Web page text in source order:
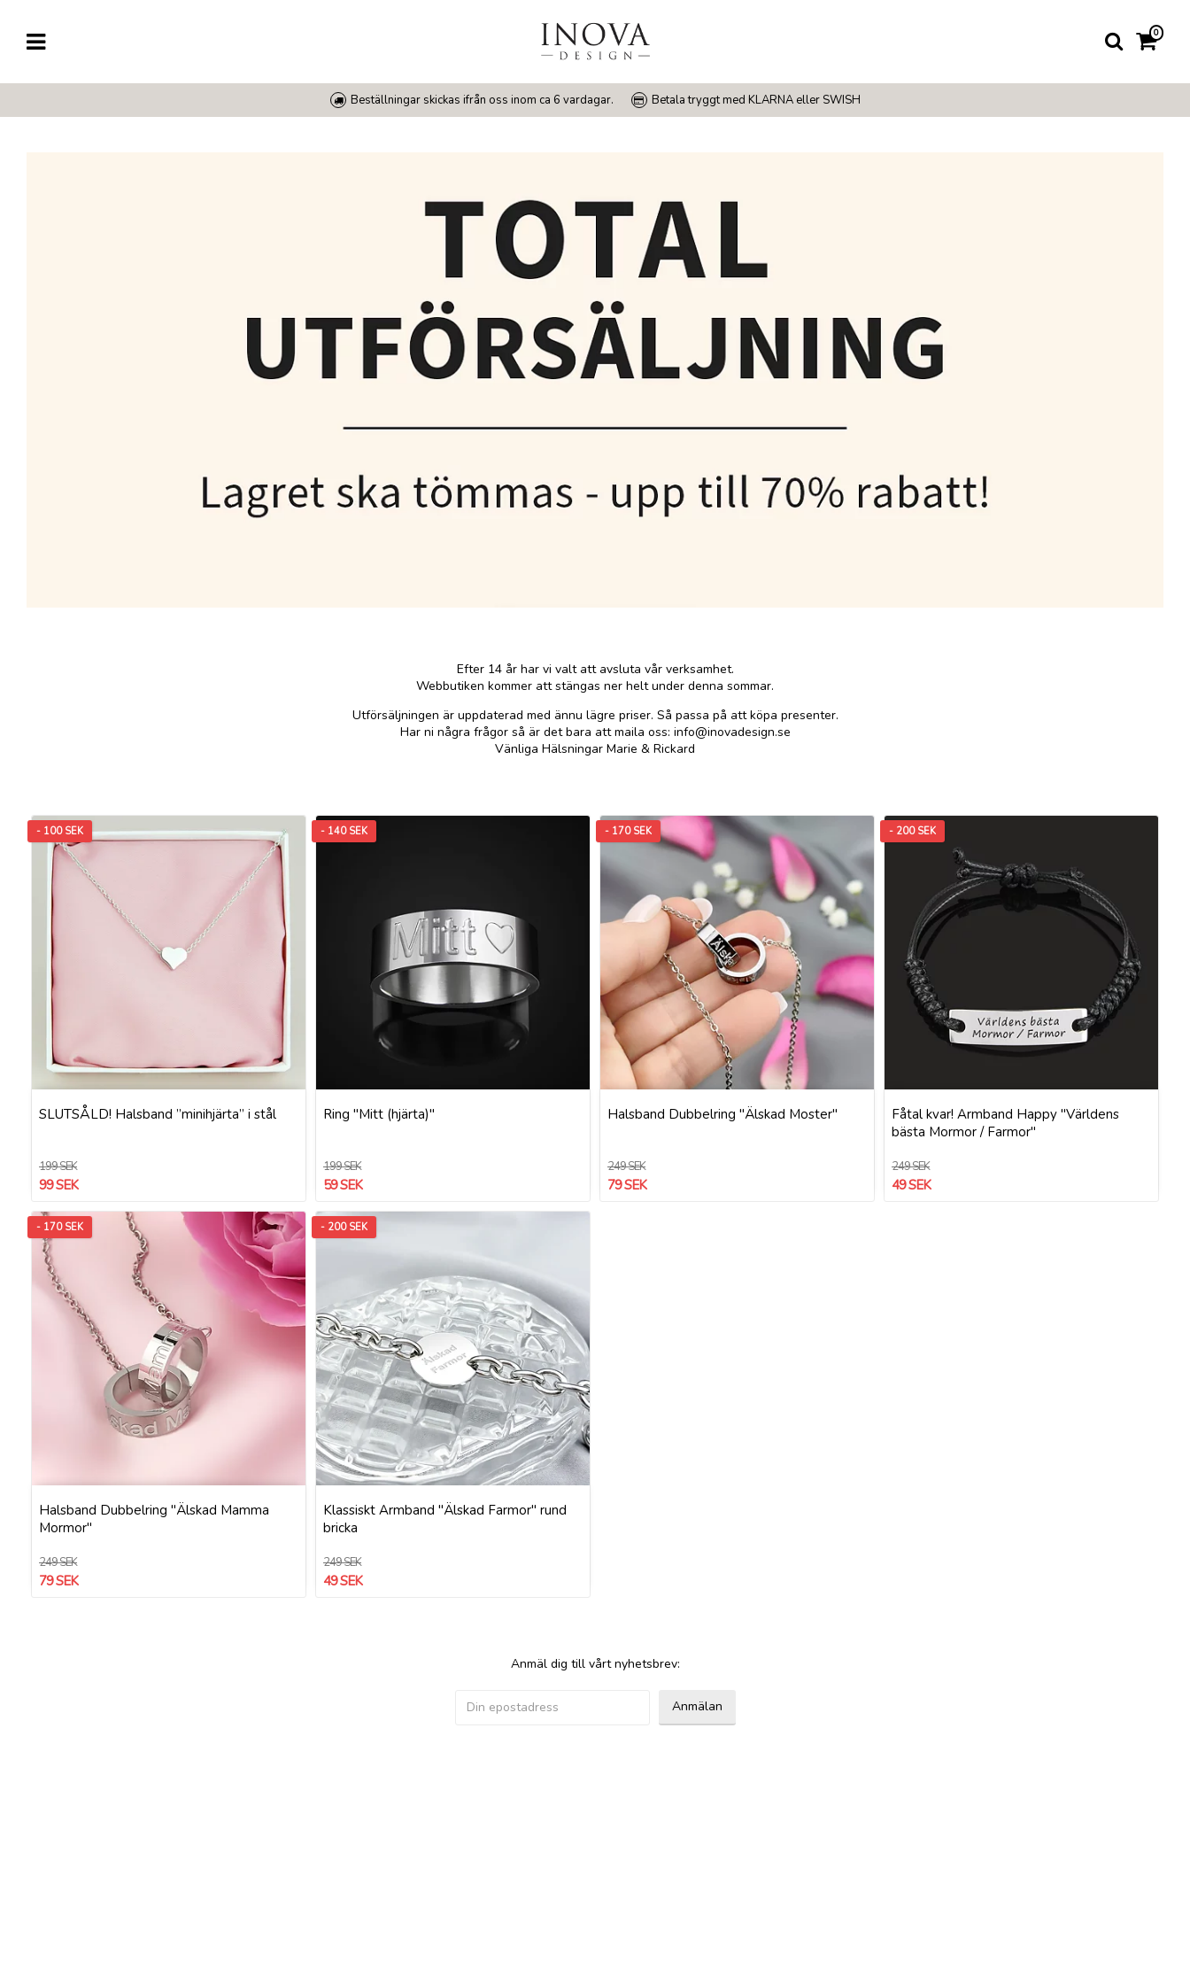
0
Beställningar skickas ifrån oss inom ca 6 vardagar. Betala tryggt med KLARNA eller SWISH
Efter 14 år har vi valt att avsluta vår verksamhet.
Webbutiken kommer att stängas ner helt under denna sommar.
Utförsäljningen är uppdaterad med ännu lägre priser. Så passa på att köpa presenter.
Har ni några frågor så är det bara att maila oss: info@inovadesign.se
Vänliga Hälsningar Marie & Rickard
- 100 SEK
SLUTSÅLD! Halsband ”minihjärta” i stål
199 SEK
99 SEK
- 140 SEK
Ring "Mitt (hjärta)"
199 SEK
59 SEK
- 170 SEK
Halsband Dubbelring "Älskad Moster"
249 SEK
79 SEK
- 200 SEK
Fåtal kvar! Armband Happy "Världens
bästa Mormor / Farmor"
249 SEK
49 SEK
- 170 SEK
Halsband Dubbelring "Älskad Mamma
Mormor"
249 SEK
79 SEK
- 200 SEK
Klassiskt Armband "Älskad Farmor" rund
bricka
249 SEK
49 SEK
Anmäl dig till vårt nyhetsbrev:
Anmälan